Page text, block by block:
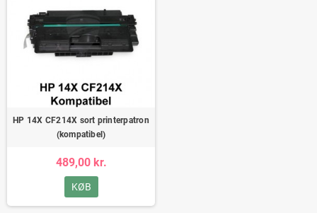
HP 14X CF214X sort printerpatron
(kompatibel)
489,00 kr.
KØB